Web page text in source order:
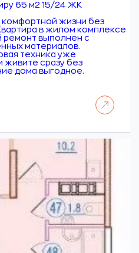
65 м2 15/24 ЖК
жизни без
в жилом комплексе
ремонт выполнен с
материалов.
техника уже
живите сразу без
дома выгодное.